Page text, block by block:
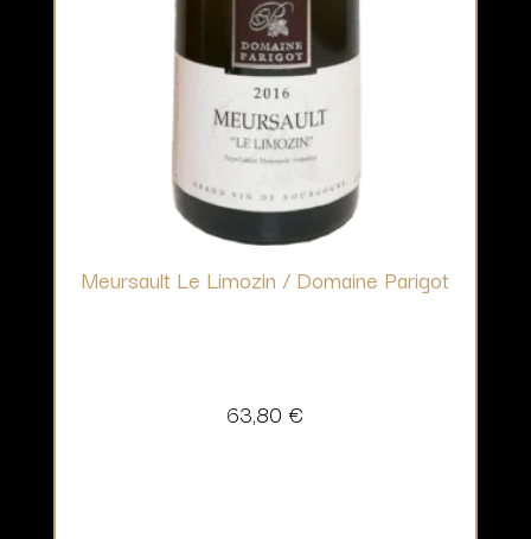
Meursault Le Limozin / Domaine Parigot
63,80 €